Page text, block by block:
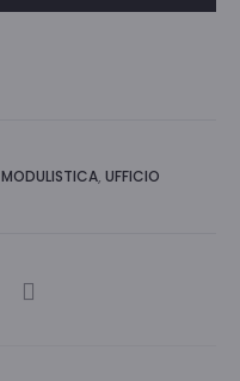
MODULISTICA, UFFICIO